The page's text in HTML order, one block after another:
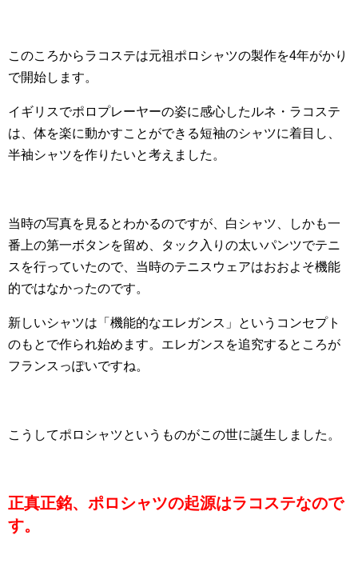
このころからラコステは元祖ポロシャツの製作を4年がかり
で開始します。
イギリスでポロプレーヤーの姿に感心したルネ・ラコステ
は、体を楽に動かすことができる短袖のシャツに着目し、
半袖シャツを作りたいと考えました。
当時の写真を見るとわかるのですが、白シャツ、しかも一
番上の第一ボタンを留め、タック入りの太いパンツでテニ
スを行っていたので、当時のテニスウェアはおおよそ機能
的ではなかったのです。
新しいシャツは「機能的なエレガンス」というコンセプト
のもとで作られ始めます。エレガンスを追究するところが
フランスっぽいですね。
こうしてポロシャツというものがこの世に誕生しました。
正真正銘、ポロシャツの起源はラコステなので
す。